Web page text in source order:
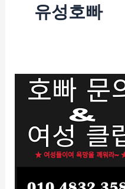
유성호빠